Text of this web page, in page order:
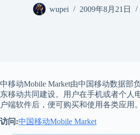
wupei 2009年8月21日
中移动Mobile Market由中国移动数据部
东移动共同建设。用户在手机或者个人
户端软件后，便可购买和使用各类应用。
访问:中国移动Mobile Market